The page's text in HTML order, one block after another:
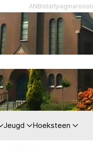
ANBIstartpagina
Jeugd Hoeksteen